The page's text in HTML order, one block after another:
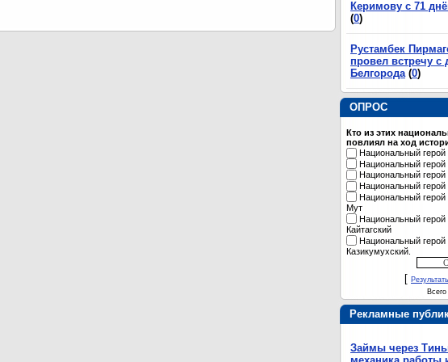
Керимову с 71
(0)
Рустамбек
провел встречу с
Белгорода (0)
ОПРОС
Кто из этих
повлиял на ход
Национальный
Национальный
Национальный
Национальный
Национальный
Мут
Национальный
Кайтагский
Национальный
Казикумухский.
[
Рекламные
Займы через